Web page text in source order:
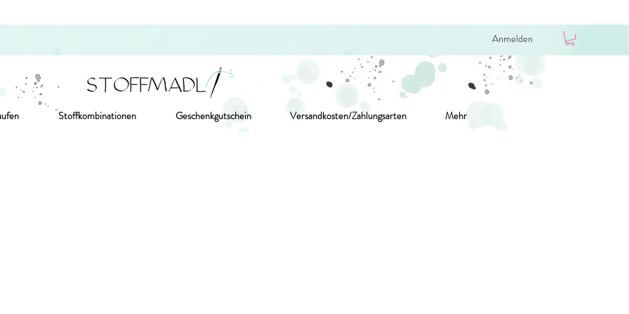
Anmelden
Stoffkombinationen Geschenkgutschein Versandkosten/Zahlungsarten Mehr